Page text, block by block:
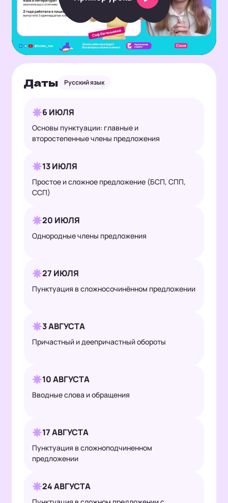
Play
Video
Даты Русский язык
6 ИЮЛЯ
Основы пунктуации: главные и
второстепенные члены предложения
13 ИЮЛЯ
Простое и сложное предложение (БСП, СПП,
ССП)
20 ИЮЛЯ
Однородные члены предложения
27 ИЮЛЯ
Пунктуация в сложносочинённом предложении
3 АВГУСТА
Причастный и деепричастный обороты
10 АВГУСТА
Вводные слова и обращения
17 АВГУСТА
Пунктуация в сложноподчиненном
предложении
24 АВГУСТА